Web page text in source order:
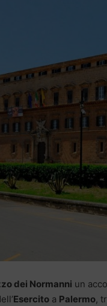
dei Normanni un
Esercito a Palermo,